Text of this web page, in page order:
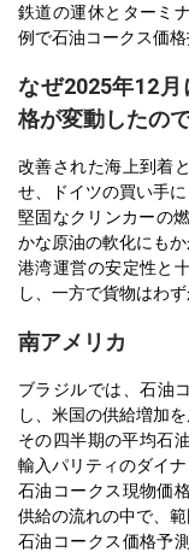
鉄道の運休とターミ
例で石油コークス価
なぜ2025年12
格が変動したので
改善された海上到着
せ、ドイツの買い手
堅固なクリンカーの
かな原油の軟化にも
港湾運営の安定性と
し、一方で貨物はわ
南アメリカ
ブラジルでは、石油
し、米国の供給増加を
その四半期の平均石
輸入パリティのダイナ
石油コークス現物価
供給の流れの中で、
石油コークス価格予